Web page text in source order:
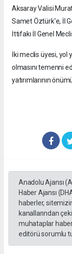
Aksaray Valisi
Samet Öztürk'e, İl
İttifakı İl Genel
İki meclis üyesi, yol
olmasını temenni
yatırımlarının
Anadolu Ajansı
Haber Ajansı
haberler,
kanallarından
muhataplar
editörü sorumlu